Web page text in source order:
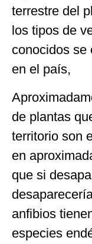
terrestre del
los tipos de
conocidos se
en el país,
de plantas
territorio son
en
que si
anfibios
especies